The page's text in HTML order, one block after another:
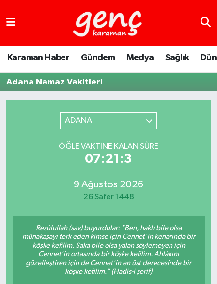
Karaman Haber Gündem Medya Sağlık
Adana Namaz Vakitleri
ADANA
ÖĞLE VAKTINE KALAN SÜRE
07:21:3
9 Ağustos 2026
26 Safer 1448
Resûlullah (sav) buyurdular: "Ben, haklı bile olsa
münakaşayı terk eden kimse için Cennet'in kenarında bir
köşke kefilim. Şaka bile olsa yalan söylemeyen için
Cennet'in ortasında bir köşke kefilim. Ahlâkını
güzelleştiren için de Cennet'in en üst derecesinde bir
köşke kefilim." (Hadis-i şerif)